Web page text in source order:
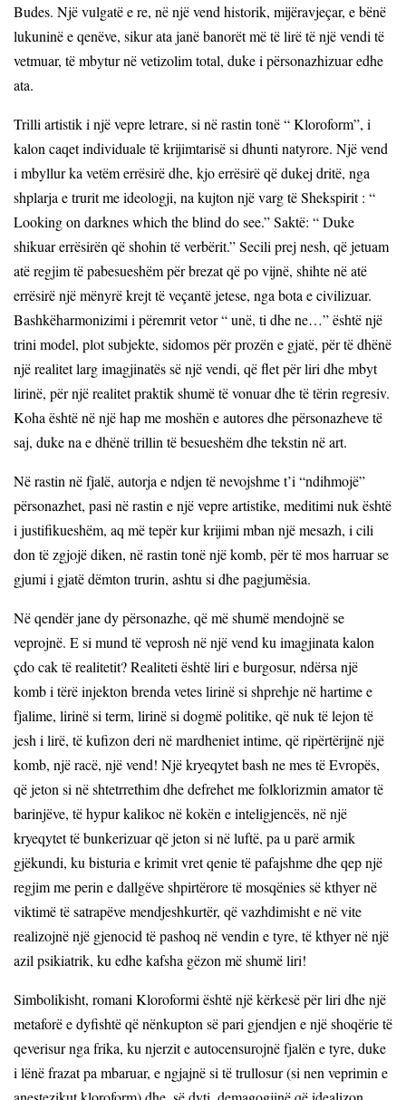
Budes. Një vulgatë e re, në një vend historik, mijëravjeçar, e bënë
lukuninë e qenëve, sikur ata janë banorët më të lirë të një vendi të
vetmuar, të mbytur në vetizolim total, duke i përsonazhizuar edhe
ata.
Trilli artistik i një vepre letrare, si në rastin tonë “ Kloroform”, i
kalon caqet individuale të krijimtarisë si dhunti natyrore. Një vend
i mbyllur ka vetëm errësirë dhe, kjo errësirë që dukej dritë, nga
shplarja e trurit me ideologji, na kujton një varg të Shekspirit : “
Looking on darknes which the blind do see.” Saktë: “ Duke
shikuar errësirën që shohin të verbërit.” Secili prej nesh, që jetuam
atë regjim të pabesueshëm për brezat që po vijnë, shihte në atë
errësirë një mënyrë krejt të veçantë jetese, nga bota e civilizuar.
Bashkëharmonizimi i përemrit vetor “ unë, ti dhe ne…” është një
trini model, plot subjekte, sidomos për prozën e gjatë, për të dhënë
një realitet larg imagjinatës së një vendi, që flet për liri dhe mbyt
lirinë, për një realitet praktik shumë të vonuar dhe të tërin regresiv.
Koha është në një hap me moshën e autores dhe përsonazheve të
saj, duke na e dhënë trillin të besueshëm dhe tekstin në art.
Në rastin në fjalë, autorja e ndjen të nevojshme t’i “ndihmojë”
përsonazhet, pasi në rastin e një vepre artistike, meditimi nuk është
i justifikueshëm, aq më tepër kur krijimi mban një mesazh, i cili
don të zgjojë diken, në rastin tonë një komb, për të mos harruar se
gjumi i gjatë dëmton trurin, ashtu si dhe pagjumësia.
Në qendër jane dy përsonazhe, që më shumë mendojnë se
veprojnë. E si mund të veprosh në një vend ku imagjinata kalon
çdo cak të realitetit? Realiteti është liri e burgosur, ndërsa një
komb i tërë injekton brenda vetes lirinë si shprehje në hartime e
fjalime, lirinë si term, lirinë si dogmë politike, që nuk të lejon të
jesh i lirë, të kufizon deri në mardheniet intime, që ripërtërijnë një
komb, një racë, një vend! Një kryeqytet bash ne mes të Evropës,
që jeton si në shtetrrethim dhe defrehet me folklorizmin amator të
barinjëve, të hypur kalikoc në kokën e inteligjencës, në një
kryeqytet të bunkerizuar që jeton si në luftë, pa u parë armik
gjëkundi, ku bisturia e krimit vret qenie të pafajshme dhe qep një
regjim me perin e dallgëve shpirtërore të mosqënies së kthyer në
viktimë të satrapëve mendjeshkurtër, që vazhdimisht e në vite
realizojnë një gjenocid të pashoq në vendin e tyre, të kthyer në një
azil psikiatrik, ku edhe kafsha gëzon më shumë liri!
Simbolikisht, romani Kloroformi është një kërkesë për liri dhe një
metaforë e dyfishtë që nënkupton së pari gjendjen e një shoqërie të
qeverisur nga frika, ku njerzit e autocensurojnë fjalën e tyre, duke
i lënë frazat pa mbaruar, e ngjajnë si të trullosur (si nen veprimin e